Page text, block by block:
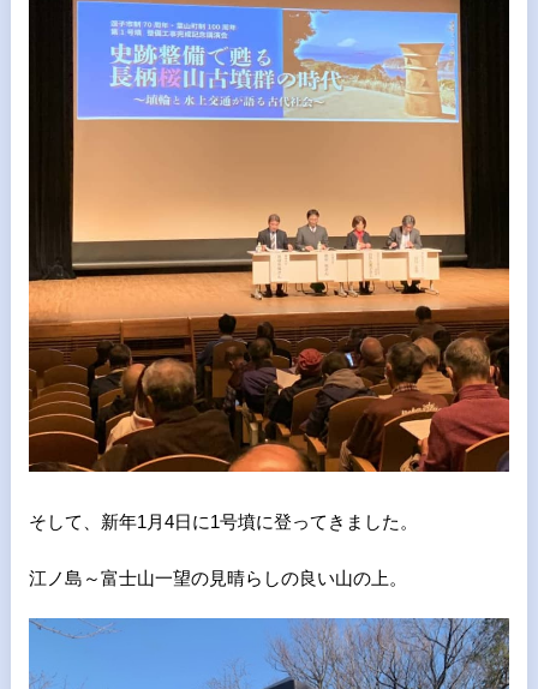
そして、新年1月4日に1号墳に登ってきました。
江ノ島～富士山一望の見晴らしの良い山の上。